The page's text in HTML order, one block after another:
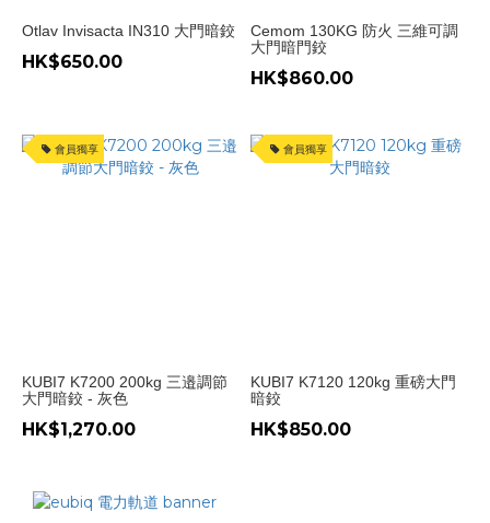
Otlav Invisacta IN310 大門暗鉸
HK$650.00
Cemom 130KG 防火 三維可調
大門暗門鉸
HK$860.00
會員獨享
KUBI7 K7200 200kg 三邉調節
大門暗鉸 - 灰色
HK$1,270.00
會員獨享
KUBI7 K7120 120kg 重磅大門
暗鉸
HK$850.00